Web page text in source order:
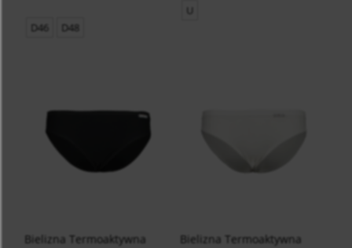
D46 D48
Bielizna Termoaktywna
Bielizna Termoaktywna